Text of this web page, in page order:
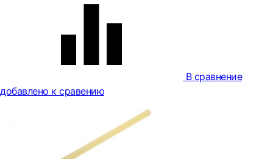
В сравнение
добавлено к сравению